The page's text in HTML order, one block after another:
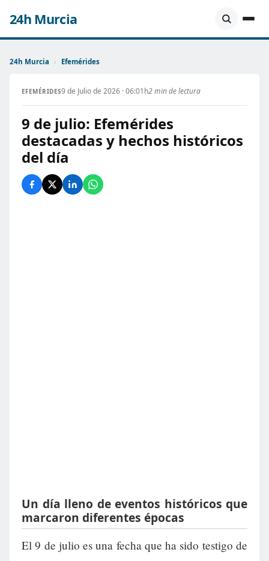
24h Murcia
24h Murcia › Efemérides
EFEMÉRIDES9 de Julio de 2026 · 06:01h2 min de lectura
9 de julio: Efemérides
destacadas y hechos históricos
del día
Un día lleno de eventos históricos que
marcaron diferentes épocas
El 9 de julio es una fecha que ha sido testigo de